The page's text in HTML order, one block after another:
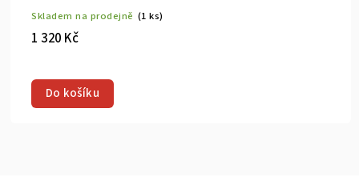
Skladem na prodejně (1 ks)
1 320 Kč
Do košíku